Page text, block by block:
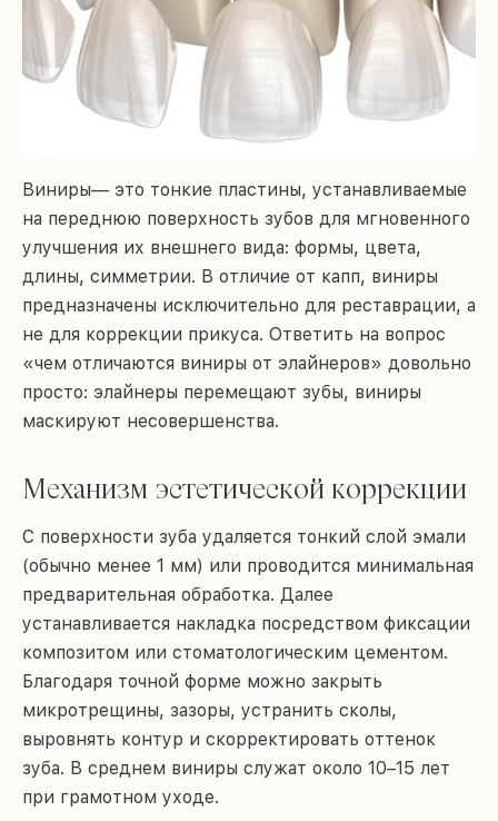
Виниры— это тонкие пластины, устанавливаемые
на переднюю поверхность зубов для мгновенного
улучшения их внешнего вида: формы, цвета,
длины, симметрии. В отличие от капп, виниры
предназначены исключительно для реставрации, а
не для коррекции прикуса. Ответить на вопрос
«чем отличаются виниры от элайнеров» довольно
просто: элайнеры перемещают зубы, виниры
маскируют несовершенства.
Механизм эстетической коррекции
С поверхности зуба удаляется тонкий слой эмали
(обычно менее 1 мм) или проводится минимальная
предварительная обработка. Далее
устанавливается накладка посредством фиксации
композитом или стоматологическим цементом.
Благодаря точной форме можно закрыть
микротрещины, зазоры, устранить сколы,
выровнять контур и скорректировать оттенок
зуба. В среднем виниры служат около 10–15 лет
при грамотном уходе.